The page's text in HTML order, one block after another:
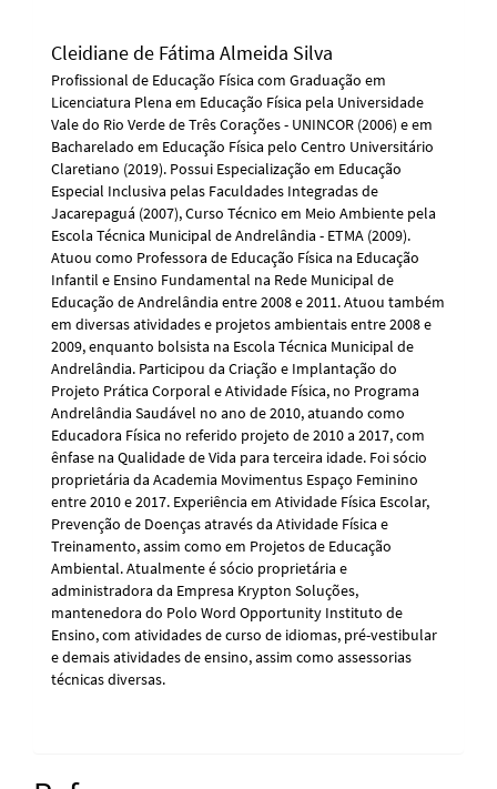
Cleidiane de Fátima Almeida Silva
Profissional de Educação Física com Graduação em
Licenciatura Plena em Educação Física pela Universidade
Vale do Rio Verde de Três Corações - UNINCOR (2006) e em
Bacharelado em Educação Física pelo Centro Universitário
Claretiano (2019). Possui Especialização em Educação
Especial Inclusiva pelas Faculdades Integradas de
Jacarepaguá (2007), Curso Técnico em Meio Ambiente pela
Escola Técnica Municipal de Andrelândia - ETMA (2009).
Atuou como Professora de Educação Física na Educação
Infantil e Ensino Fundamental na Rede Municipal de
Educação de Andrelândia entre 2008 e 2011. Atuou também
em diversas atividades e projetos ambientais entre 2008 e
2009, enquanto bolsista na Escola Técnica Municipal de
Andrelândia. Participou da Criação e Implantação do
Projeto Prática Corporal e Atividade Física, no Programa
Andrelândia Saudável no ano de 2010, atuando como
Educadora Física no referido projeto de 2010 a 2017, com
ênfase na Qualidade de Vida para terceira idade. Foi sócio
proprietária da Academia Movimentus Espaço Feminino
entre 2010 e 2017. Experiência em Atividade Física Escolar,
Prevenção de Doenças através da Atividade Física e
Treinamento, assim como em Projetos de Educação
Ambiental. Atualmente é sócio proprietária e
administradora da Empresa Krypton Soluções,
mantenedora do Polo Word Opportunity Instituto de
Ensino, com atividades de curso de idiomas, pré-vestibular
e demais atividades de ensino, assim como assessorias
técnicas diversas.